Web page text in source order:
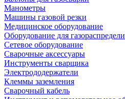
Манометры
Машины газовой резки
Медицинское оборудование
Оборудование для
Сетевое оборудование
Сварочные аксессуары
Инструменты сварщика
Электрододержатели
Клеммы заземления
Сварочный кабель